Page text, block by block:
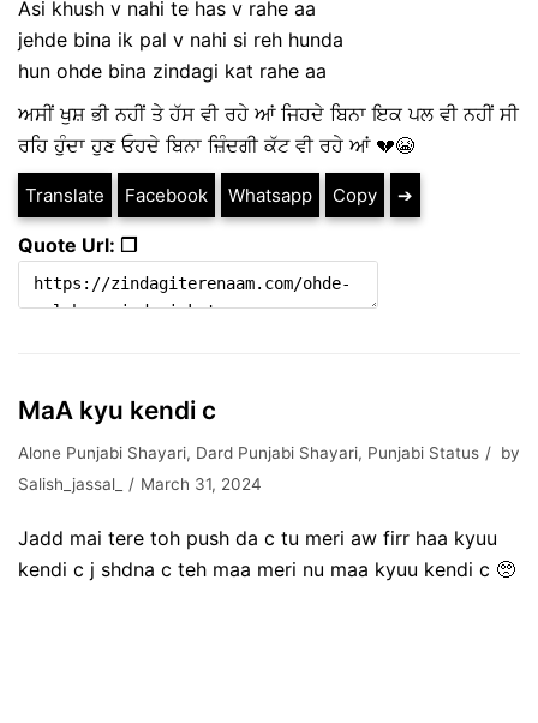
Asi khush v nahi te has v rahe aa
jehde bina ik pal v nahi si reh hunda
hun ohde bina zindagi kat rahe aa
ਅਸੀਂ ਖੁਸ਼ ਭੀ ਨਹੀਂ ਤੇ ਹੱਸ ਵੀ ਰਹੇ ਆਂ ਜਿਹਦੇ ਬਿਨਾ ਇਕ ਪਲ ਵੀ ਨਹੀਂ ਸੀ
ਰਹਿ ਹੁੰਦਾ ਹੁਣ ਓਹਦੇ ਬਿਨਾ ਜ਼ਿੰਦਗੀ ਕੱਟ ਵੀ ਰਹੇ ਆਂ 💔😭
Translate Facebook Whatsapp Copy ➔
Quote Url: ❐
MaA kyu kendi c
Alone Punjabi Shayari, Dard Punjabi Shayari, Punjabi Status
by
Salish_jassal_
March 31, 2024
Jadd mai tere toh push da c tu meri aw firr haa kyuu
kendi c j shdna c teh maa meri nu maa kyuu kendi c 🥺